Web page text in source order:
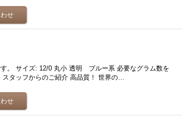
。 サイズ: 12/0 丸小 透明 ブルー系 必要なグラム数を
スタッフからのご紹介 高品質！ 世界の…